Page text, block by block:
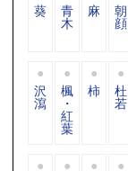
葵 青
木
麻 朝
顔
沢
瀉
楓
・
紅
葉
柿 杜
若